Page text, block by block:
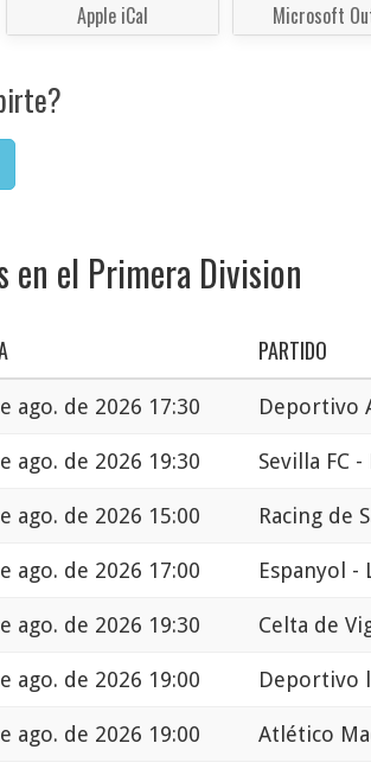
Apple iCal Microsoft
en el Primera Division
PARTIDO
ago. de 2026 17:30 Deportivo
ago. de 2026 19:30 Sevilla FC -
ago. de 2026 15:00 Racing de
ago. de 2026 17:00 Espanyol -
ago. de 2026 19:30 Celta de
ago. de 2026 19:00 Deportivo
ago. de 2026 19:00 Atlético